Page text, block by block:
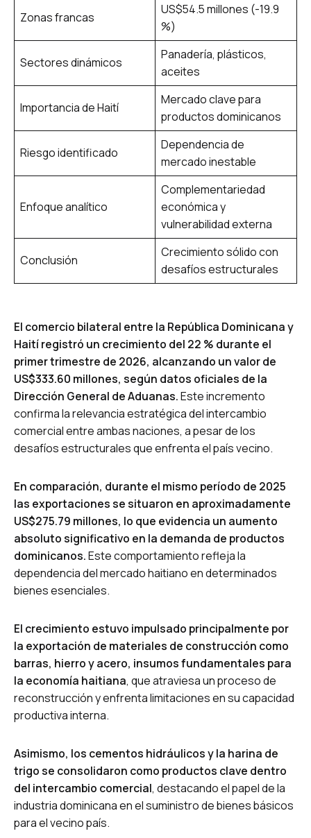
Zonas francas
US$54.5 millones (-19.9
%)
Sectores dinámicos
Panadería, plásticos,
aceites
Importancia de Haití
Mercado clave para
productos dominicanos
Riesgo identificado
Dependencia de
mercado inestable
Enfoque analítico
Complementariedad
económica y
vulnerabilidad externa
Conclusión
Crecimiento sólido con
desafíos estructurales
El comercio bilateral entre la República Dominicana y
Haití registró un crecimiento del 22 % durante el
primer trimestre de 2026, alcanzando un valor de
US$333.60 millones, según datos oficiales de la
Dirección General de Aduanas.Este incremento
confirma la relevancia estratégica del intercambio
comercial entre ambas naciones, a pesar de los
desafíos estructurales que enfrenta el país vecino.
En comparación, durante el mismo período de 2025
las exportaciones se situaron en aproximadamente
US$275.79 millones, lo que evidencia un aumento
absoluto significativo en la demanda de productos
dominicanos.Este comportamiento refleja la
dependencia del mercado haitiano en determinados
bienes esenciales.
El crecimiento estuvo impulsado principalmente por
la exportación de materiales de construcción como
barras, hierro y acero, insumos fundamentales para
la economía haitiana, que atraviesa un proceso de
reconstrucción y enfrenta limitaciones en su capacidad
productiva interna.
Asimismo, los cementos hidráulicos y la harina de
trigo se consolidaron como productos clave dentro
del intercambio comercial, destacando el papel de la
industria dominicana en el suministro de bienes básicos
para el vecino país.